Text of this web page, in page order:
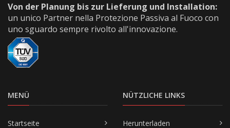
Von der Planung bis zur Lieferung und Installation:
un unico Partner nella Protezione Passiva al Fuoco con
uno sguardo sempre rivolto all'innovazione.
MENÜ
Startseite
NÜTZLICHE LINKS
Herunterladen